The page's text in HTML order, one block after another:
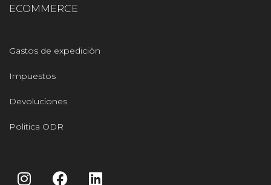
ECOMMERCE
Gastos de expediciòn
Impuestos
Devoluciones
Politica ODR